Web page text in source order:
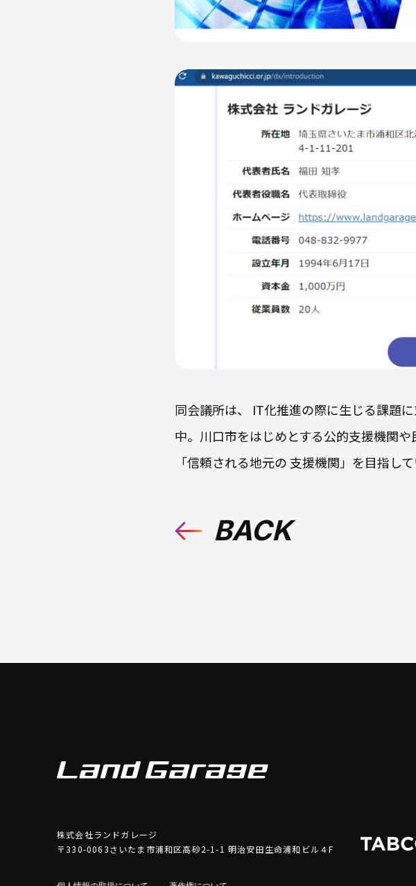
同会議所は、 IT化推進の際に生じる課題
中。川口市をはじめとする公的支援機関
「信頼される地元の 支援機関」を目指して
BACK
株式会社ランドガレージ
〒330-0063さいたま市浦和区高砂2-1-1 明治安田生命浦和ビル４F